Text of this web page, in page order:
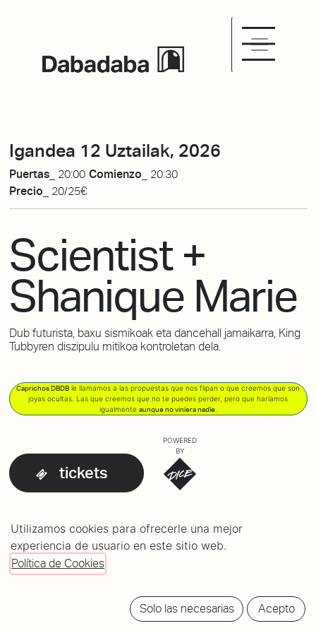
Igandea 12 Uztailak, 2026
Puertas_ 20:00 Comienzo_ 20:30
Precio_ 20/25€
Scientist +
Shanique Marie
Dub futurista, baxu sismikoak eta dancehall jamaikarra, King
Tubbyren diszipulu mitikoa kontroletan dela.
Caprichos DBDB le llamamos a las propuestas que nos flipan o que creemos que son
joyas ocultas. Las que creemos que no te puedes perder, pero que haríamos
igualmente aunque no viniera nadie.
tickets
POWERED
BY
LINE-UP
20:30h Scientist
Utilizamos cookies para ofrecerle una mejor
experiencia de usuario en este sitio web.
Política de Cookies
Solo las necesarias Acepto